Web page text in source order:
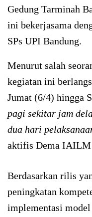
Gedung Tarminah
ini bekerjasama
SPs UPI Bandung.
Menurut salah
kegiatan ini
Jumat (6/4) hingga
pagi sekitar jam
dua hari
aktifis Dema IAILM
Berdasarkan rilis
peningkatan
implementasi